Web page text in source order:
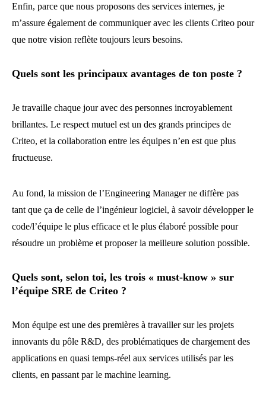
Enfin, parce que nous proposons des services internes, je
m’assure également de communiquer avec les clients Criteo pour
que notre vision reflète toujours leurs besoins.
Quels sont les principaux avantages de ton poste ?
Je travaille chaque jour avec des personnes incroyablement
brillantes. Le respect mutuel est un des grands principes de
Criteo, et la collaboration entre les équipes n’en est que plus
fructueuse.
Au fond, la mission de l’Engineering Manager ne diffère pas
tant que ça de celle de l’ingénieur logiciel, à savoir développer le
code/l’équipe le plus efficace et le plus élaboré possible pour
résoudre un problème et proposer la meilleure solution possible.
Quels sont, selon toi, les trois « must-know » sur
l’équipe SRE de Criteo ?
Mon équipe est une des premières à travailler sur les projets
innovants du pôle R&D, des problématiques de chargement des
applications en quasi temps-réel aux services utilisés par les
clients, en passant par le machine learning.